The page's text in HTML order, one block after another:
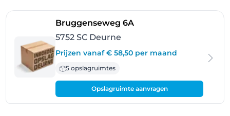
Bruggenseweg 6A- Deurne
5752 SC Deurne
Prijzen vanaf € 58,50 per maand
5 opslagruimtes
Opslagruimte aanvragen